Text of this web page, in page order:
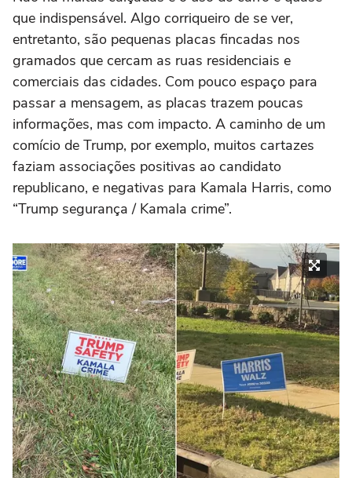
que indispensável. Algo corriqueiro de se ver,
entretanto, são pequenas placas fincadas nos
gramados que cercam as ruas residenciais e
comerciais das cidades. Com pouco espaço para
passar a mensagem, as placas trazem poucas
informações, mas com impacto. A caminho de um
comício de Trump, por exemplo, muitos cartazes
faziam associações positivas ao candidato
republicano, e negativas para Kamala Harris, como
“Trump segurança / Kamala crime”.